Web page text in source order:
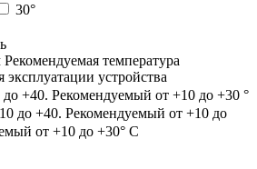
30°
Рекомендуемая температура
устройства
+40. Рекомендуемый от +10 до +30 °
до +40. Рекомендуемый от +10 до
от +10 до +30° С